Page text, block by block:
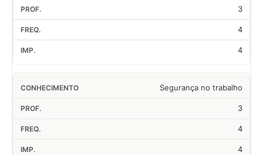
3
4
4
Segurança no trabalho
3
4
4